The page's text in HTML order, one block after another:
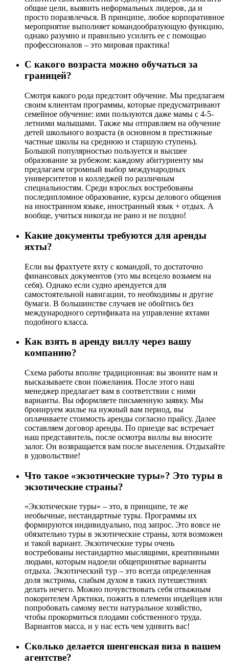
общие цели, выявить неформальных лидеров, да и
просто поразвлечься. В принципе, любое корпоративное
мероприятие выполняет командообразующую функцию,
однако разумно и правильно усилить ее с помощью
профессионалов – это мировая практика!
С какого возраста можно обучаться за
границей?
Смотря какого рода предстоит обучение. Мы предлагаем
своим клиентам программы, которые предусматривают
семейное обучение: ими пользуются даже мамы с 4-5-
летними малышами. Также мы отправляем на обучение
детей школьного возраста (в основном в престижные
частные школы на среднюю и старшую ступень).
Большой популярностью пользуется и высшее
образование за рубежом: каждому абитуриенту мы
предлагаем огромный выбор международных
университетов и колледжей по различным
специальностям. Среди взрослых востребованы
последипломное образование, курсы делового общения
на иностранном языке, иностранный язык + отдых. А
вообще, учиться никогда не рано и не поздно!
Какие документы требуются для аренды
яхты?
Если вы фрахтуете яхту с командой, то достаточно
финансовых документов (это мы всецело возьмем на
себя). Однако если судно арендуется для
самостоятельной навигации, то необходимы и другие
бумаги. В большинстве случаев не обойтись без
международного сертификата на управление яхтами
подобного класса.
Как взять в аренду виллу через вашу
компанию?
Схема работы вполне традиционная: вы звоните нам и
высказываете свои пожелания. После этого наш
менеджер предлагает вам в соответствии с ними
варианты. Вы оформляете письменную заявку. Мы
бронируем жилье на нужный вам период, вы
оплачиваете стоимость аренды согласно прайсу. Далее
составляем договор аренды. По приезде вас встречает
наш представитель, после осмотра виллы вы вносите
залог. Он возвращается вам после выселения. Отдыхайте
в удовольствие!
Что такое «экзотические туры»? Это туры в
экзотические страны?
«Экзотические туры» – это, в принципе, те же
необычные, нестандартные туры. Программы их
формируются индивидуально, под запрос. Это вовсе не
обязательно туры в экзотические страны, хотя возможен
и такой вариант. Экзотические туры очень
востребованы нестандартно мыслящими, креативными
людьми, которым надоели общепринятые варианты
отдыха. Экзотический тур – это всегда определенная
доля экстрима, слабым духом в таких путешествиях
делать нечего. Можно почувствовать себя отважным
покорителем Арктики, пожить в племени индейцев или
попробовать самому вести натуральное хозяйство,
чтобы прокормиться плодами собственного труда.
Вариантов масса, и у нас есть чем удивить вас!
Сколько делается шенгенская виза в вашем
агентстве?